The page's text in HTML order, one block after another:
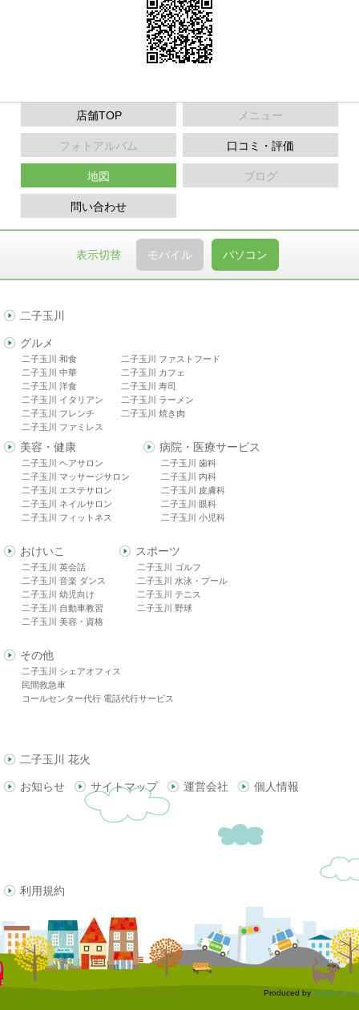
店舗TOP メニュー
フォトアルバム 口コミ・評価
地図 ブログ
問い合わせ
表示切替 モバイル パソコン
二子玉川
グルメ
二子玉川 和食
二子玉川 中華
二子玉川 洋食
二子玉川 イタリアン
二子玉川 フレンチ
二子玉川 ファミレス
二子玉川 ファストフード
二子玉川 カフェ
二子玉川 寿司
二子玉川 ラーメン
二子玉川 焼き肉
美容・健康
二子玉川 ヘアサロン
二子玉川 マッサージサロン
二子玉川 エステサロン
二子玉川 ネイルサロン
二子玉川 フィットネス
病院・医療サービス
二子玉川 歯科
二子玉川 内科
二子玉川 皮膚科
二子玉川 眼科
二子玉川 小児科
おけいこ
二子玉川 英会話
二子玉川 音楽 ダンス
二子玉川 幼児向け
二子玉川 自動車教習
二子玉川 美容・資格
スポーツ
二子玉川 ゴルフ
二子玉川 水泳・プール
二子玉川 テニス
二子玉川 野球
その他
二子玉川 シェアオフィス
民間救急車
コールセンター代行 電話代行サービス
二子玉川 花火
お知らせ サイトマップ 運営会社 個人情報
利用規約
Produced by delight.ne.jp